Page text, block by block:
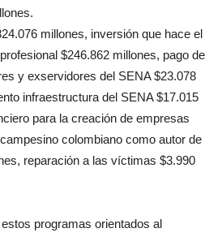
millones, inversión que hace el
$246.862 millones, pago de
y exservidores del SENA $23.078
infraestructura del SENA $17.015
para la creación de empresas
colombiano como autor de
reparación a las víctimas $3.990
programas orientados al